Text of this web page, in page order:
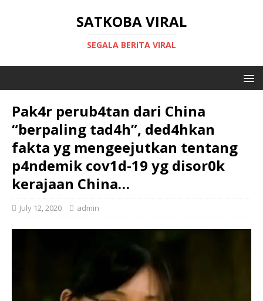
SATKOBA VIRAL
SEGALA BERITA VIRAL
Pak4r perub4tan dari China
“berpaling tad4h”, ded4hkan
fakta yg mengeejutkan tentang
p4ndemik cov1d-19 yg disor0k
kerajaan China…
July 12, 2020 admin